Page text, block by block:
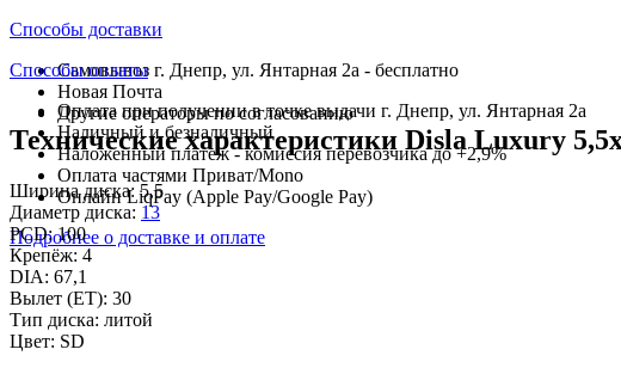
Способы доставки
Самовывоз г. Днепр, ул. Янтарная 2а - бесплатно
Новая Почта
Другие операторы по согласованию
Способы оплаты
Оплата при получении в точке выдачи г. Днепр, ул. Янтарная 2а
Наличный и безналичный
Наложенный платеж - комиссия перевозчика до +2,9%
Оплата частями Приват/Mono
Онлайн LiqPay (Apple Pay/Google Pay)
Подробнее о доставке и оплате
Технические характеристики Disla Luxury
Ширина диска:5,5
Диаметр диска: 13
PCD:100
Крепёж: 4
DIA: 67,1
Вылет (ET): 30
Тип диска: литой
Цвет: SD